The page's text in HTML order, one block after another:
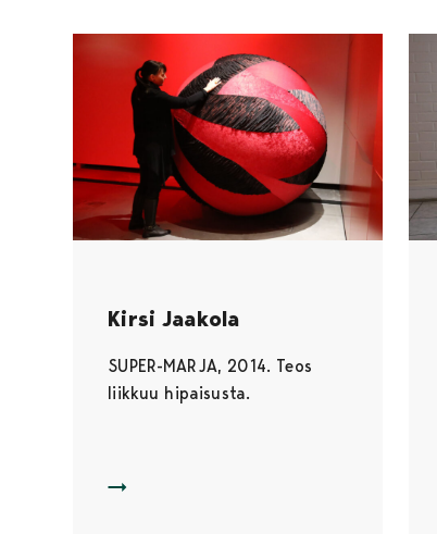
Kirsi Jaakola
SUPER-MARJA, 2014. Teos
liikkuu hipaisusta.
KEHONA: SUPER-MARJA